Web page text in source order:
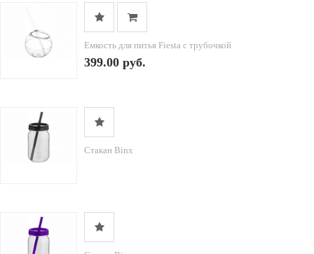
Емкость для питья Fiesta с трубочкой
399.00 руб.
Стакан Binx